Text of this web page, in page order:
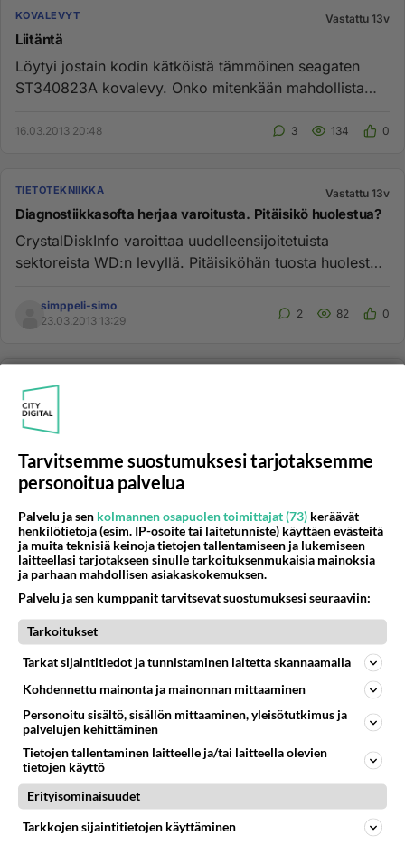
KOVALEVYT Vastattu 13v
Liitäntä
Löytyi jostain kodin kätköistä tämmöinen seagaten
ST340823A kovalevy. Onko mitenkään mahdollista
16.03.2013 20:48 3 134 0
TIETOTEKNIIKKA Vastattu 13v
Diagnostiikkasofta herjaa varoitusta. Pitäisikö huolestua?
CrystalDiskInfo varoittaa uudelleensijoitetuista
sektoreista WD:n levyllä. Pitäisiköhän tuosta huolestua
simppeli-simo
23.03.2013 13:29
2 82 0
käynnistyy mutta sammuu
Lisään edelliseen: Kone poksahti ja sammui...
14.03.2013 13:25
KOVALEVYT Vastattu 13v
tyhjä kovalevy miten asentaa uudelleen kannettavaan
fujitsu siemens amilo xi2428 kannettava uusi tyhjä
kovalevy samsung 500gb miten asentaa uudelleen? ex
oli samsung 160g...
12.03.2013 06:50 3 183 0
KOVALEVYT Vastattu 13v
kuinka tapahtuu kovalevyn cryptaus
elikä miten tapahtuu kova levyn cryptaus haluaisin
cryptata ulkoisen kovalevyni...
06.03.2013 07:35
Tarvitsemme suostumuksesi tarjotaksemme
personoitua palvelua
Palvelu ja sen kolmannen osapuolen toimittajat (73) keräävät
henkilötietoja (esim. IP-osoite tai laitetunniste) käyttäen evästeitä
ja muita teknisiä keinoja tietojen tallentamiseen ja lukemiseen
laitteellasi tarjotakseen sinulle tarkoituksenmukaisia mainoksia
ja parhaan mahdollisen asiakaskokemuksen.
Palvelu ja sen kumppanit tarvitsevat suostumuksesi seuraaviin:
Tarkoitukset
Tarkat sijaintitiedot ja tunnistaminen laitetta skannaamalla
Kohdennettu mainonta ja mainonnan mittaaminen
Personoitu sisältö, sisällön mittaaminen, yleisötutkimus ja
palvelujen kehittäminen
Tietojen tallentaminen laitteelle ja/tai laitteella olevien
tietojen käyttö
Erityisominaisuudet
Tarkkojen sijaintitietojen käyttäminen